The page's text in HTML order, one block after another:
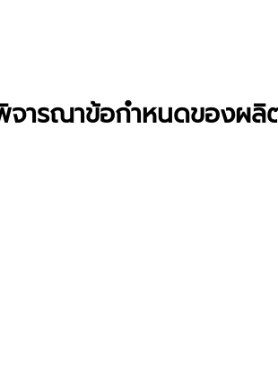
จารณาข้อกำหนดของผลิ